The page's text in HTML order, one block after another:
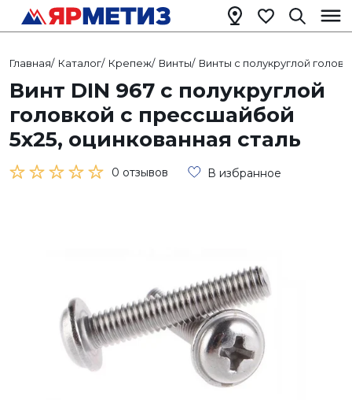
Главная/ Каталог/ Крепеж/ Винты/ Винты с полукруглой
Винт DIN 967 с полукруглой
головкой с прессшайбой
5х25, оцинкованная сталь
0 отзывов В избранное